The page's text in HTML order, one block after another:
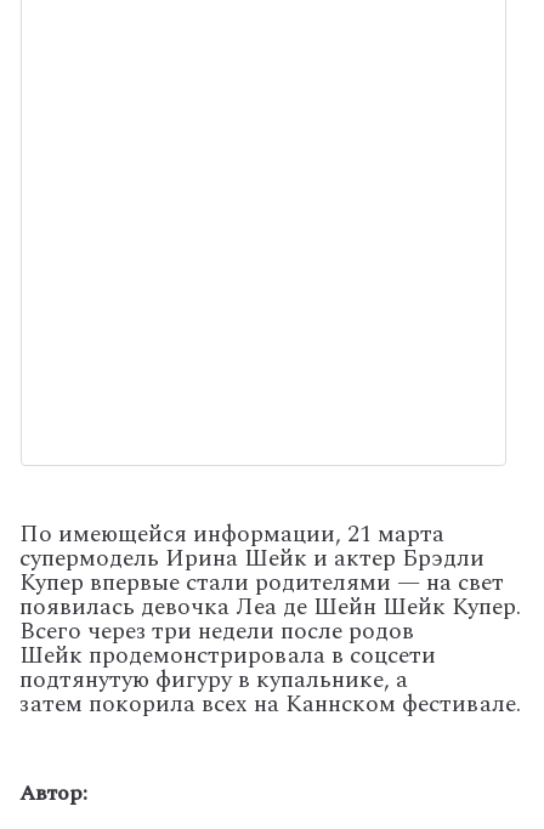
По имеющейся информации, 21 марта
супермодель Ирина Шейк и актер Брэдли
Купер впервые стали родителями — на свет
появилась девочка Леа де Шейн Шейк Купер.
Всего через три недели после родов
Шейк продемонстрировала в соцсети
подтянутую фигуру в купальнике, а
затем покорила всех на Каннском фестивале.
Автор: